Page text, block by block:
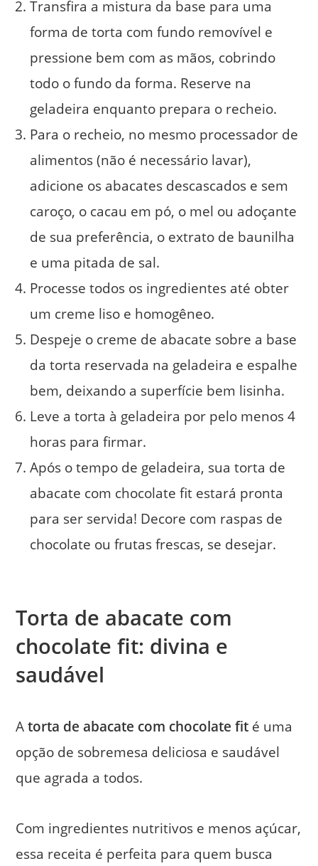
Transfira a mistura da base para uma
forma de torta com fundo removível e
pressione bem com as mãos, cobrindo
todo o fundo da forma. Reserve na
geladeira enquanto prepara o recheio.
Para o recheio, no mesmo processador de
alimentos (não é necessário lavar),
adicione os abacates descascados e sem
caroço, o cacau em pó, o mel ou adoçante
de sua preferência, o extrato de baunilha
e uma pitada de sal.
Processe todos os ingredientes até obter
um creme liso e homogêneo.
Despeje o creme de abacate sobre a base
da torta reservada na geladeira e espalhe
bem, deixando a superfície bem lisinha.
Leve a torta à geladeira por pelo menos 4
horas para firmar.
Após o tempo de geladeira, sua torta de
abacate com chocolate fit estará pronta
para ser servida! Decore com raspas de
chocolate ou frutas frescas, se desejar.
Torta de abacate com
chocolate fit: divina e
saudável
Atorta de abacate com chocolate fit é uma
opção de sobremesa deliciosa e saudável
que agrada a todos.
Com ingredientes nutritivos e menos açúcar,
essa receita é perfeita para quem busca